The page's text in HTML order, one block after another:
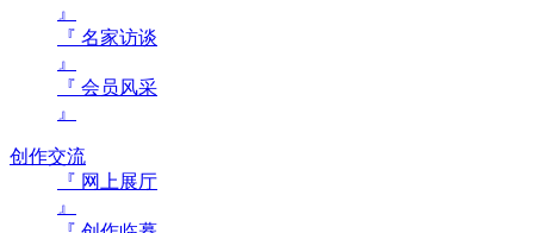
』
『 名家访谈
』
『 会员风采
』
创作交流
『 网上展厅
』